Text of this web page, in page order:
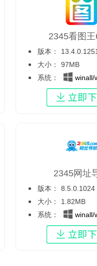
2345看图
版本：
大小：
97MB
系统：
winall/
2345网址
版本：
8.5.0.1024
大小：
1.82MB
系统：
winall/